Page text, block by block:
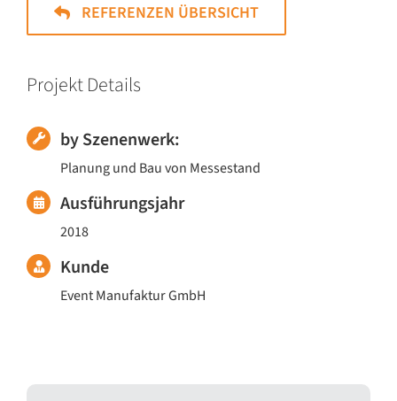
REFERENZEN ÜBERSICHT
Projekt Details
by Szenenwerk:
Planung und Bau von Messestand
Ausführungsjahr
2018
Kunde
Event Manufaktur GmbH